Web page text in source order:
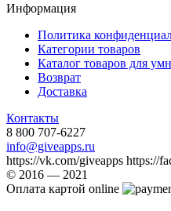
Информация
Политика
Категории товаров
Каталог товаров для
Возврат
Доставка
Контакты
8 800 707-6227
info@giveapps.ru
https://vk.com/giveapps https://
© 2016 — 2021
Оплата картой online